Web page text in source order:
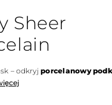
Sheer
– odkryjporcelanowy